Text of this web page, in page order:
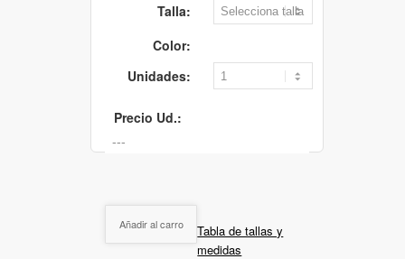
Talla:
Color:
Unidades:
Precio Ud.:
Añadir al carro
Tabla de tallas y
medidas